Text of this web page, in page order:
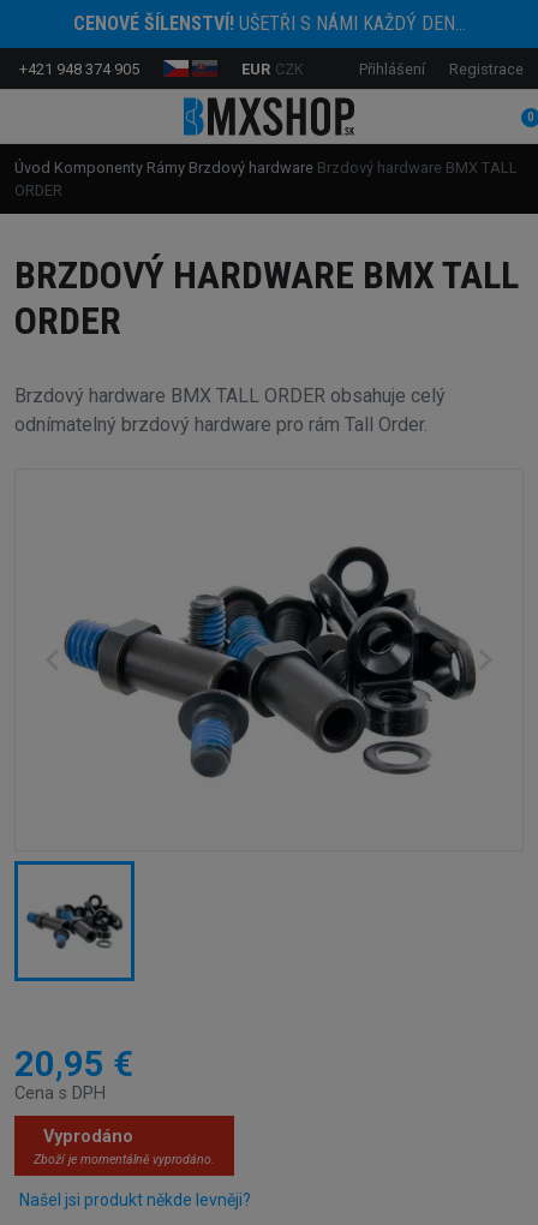
CENOVÉ ŠÍLENSTVÍ!UŠETŘI S NÁMI KAŽDÝ DEN...
+421 948 374 905 EUR CZK Přihlášení Registrace
0
Úvod Komponenty Rámy Brzdový hardware Brzdový hardware BMX TALL
ORDER
BRZDOVÝ HARDWARE BMX TALL
ORDER
Brzdový hardware BMX TALL ORDER obsahuje celý
odnímatelný brzdový hardware pro rám Tall Order.
20,95 €
Cena s DPH
Vyprodáno
Zboží je momentálně vyprodáno.
Našel jsi produkt někde levněji?